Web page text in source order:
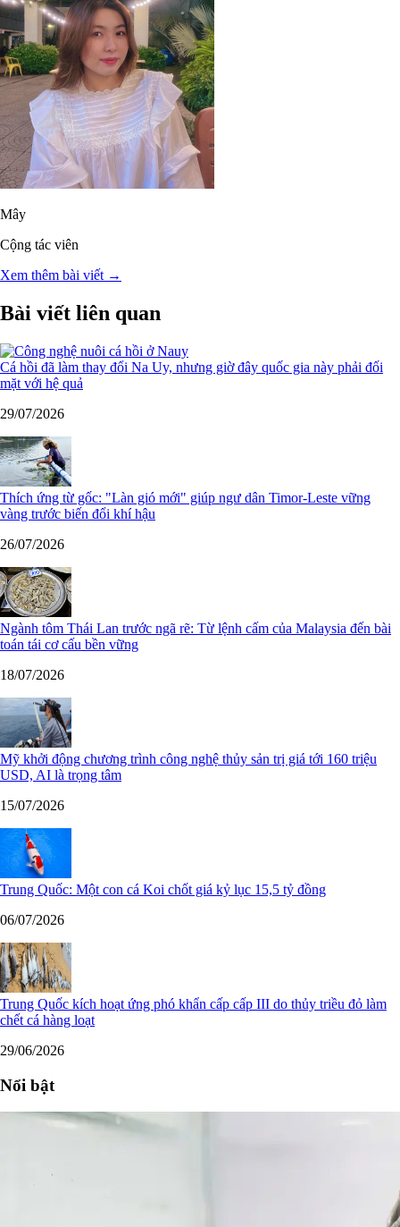
Mây
Cộng tác viên
Xem thêm bài viết →
Bài viết liên quan
Cá hồi đã làm thay đổi Na Uy, nhưng giờ đây quốc gia này phải đối
mặt với hệ quả
29/07/2026
Thích ứng từ gốc: "Làn gió mới" giúp ngư dân Timor-Leste vững
vàng trước biến đổi khí hậu
26/07/2026
Ngành tôm Thái Lan trước ngã rẽ: Từ lệnh cấm của Malaysia đến bài
toán tái cơ cấu bền vững
18/07/2026
Mỹ khởi động chương trình công nghệ thủy sản trị giá tới 160 triệu
USD, AI là trọng tâm
15/07/2026
Trung Quốc: Một con cá Koi chốt giá kỷ lục 15,5 tỷ đồng
06/07/2026
Trung Quốc kích hoạt ứng phó khẩn cấp cấp III do thủy triều đỏ làm
chết cá hàng loạt
29/06/2026
Nổi bật